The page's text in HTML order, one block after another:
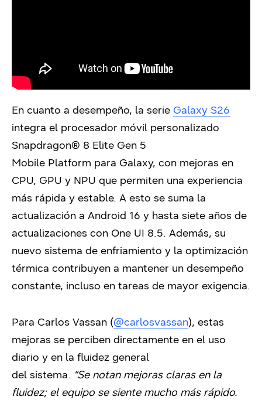
En cuanto a desempeño, la serie Galaxy S26
integra el procesador móvil personalizado
Snapdragon® 8 Elite Gen 5
Mobile Platform para Galaxy, con mejoras en
CPU, GPU y NPU que permiten una experiencia
más rápida y estable. A esto se suma la
actualización a Android 16 y hasta siete años de
actualizaciones con One UI 8.5. Además, su
nuevo sistema de enfriamiento y la optimización
térmica contribuyen a mantener un desempeño
constante, incluso en tareas de mayor exigencia.
Para Carlos Vassan (@carlosvassan), estas
mejoras se perciben directamente en el uso
diario y en la fluidez general
del sistema. “Se notan mejoras claras en la
fluidez; el equipo se siente mucho más rápido.